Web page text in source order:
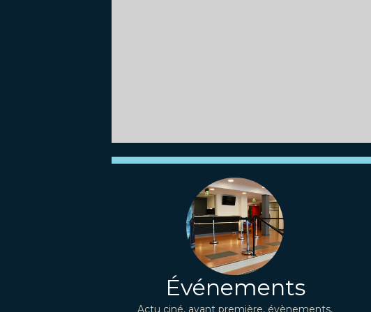
Événements
Actu ciné, avant première, évènements,